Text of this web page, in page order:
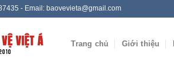
- Email: baovevieta@gmail.com
Trang chủ Giới thiệu